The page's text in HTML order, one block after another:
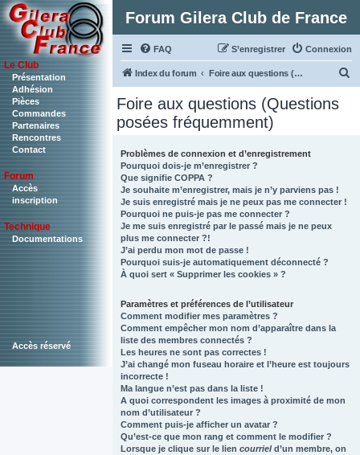
Le Club
Présentation
Adhésion
Pièces
Commandes
Partenaires
Rencontres
Contact
Forum
Accès
inscription
Technique
Documentations
Accès réservé
Forum Gilera Club de France
FAQ Connexion
S’enregistrer
Index du forum Foire aux questions (Questions posées fréquemment)
Foire aux questions (Questions
posées fréquemment)
Problèmes de connexion et d’enregistrement
Pourquoi dois-je m’enregistrer ?
Que signifie COPPA ?
Je souhaite m’enregistrer, mais je n’y parviens pas !
Je suis enregistré mais je ne peux pas me connecter !
Pourquoi ne puis-je pas me connecter ?
Je me suis enregistré par le passé mais je ne peux
plus me connecter ?!
J’ai perdu mon mot de passe !
Pourquoi suis-je automatiquement déconnecté ?
À quoi sert « Supprimer les cookies » ?
Paramètres et préférences de l’utilisateur
Comment modifier mes paramètres ?
Comment empêcher mon nom d’apparaître dans la
liste des membres connectés ?
Les heures ne sont pas correctes !
J’ai changé mon fuseau horaire et l’heure est toujours
incorrecte !
Ma langue n’est pas dans la liste !
A quoi correspondent les images à proximité de mon
nom d’utilisateur ?
Comment puis-je afficher un avatar ?
Qu’est-ce que mon rang et comment le modifier ?
Lorsque je clique sur le lien courrield’un membre, on